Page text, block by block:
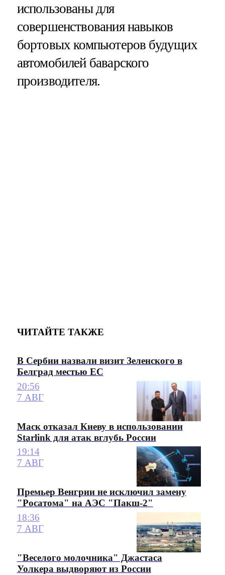
использованы для
совершенствования навыков
бортовых компьютеров будущих
автомобилей баварского
производителя.
ЧИТАЙТЕ ТАКЖЕ
В Сербии назвали визит Зеленского в
Белград местью ЕС
20:56
7 АВГ
Маск отказал Киеву в использовании
Starlink для атак вглубь России
19:14
7 АВГ
Премьер Венгрии не исключил замену
"Росатома" на АЭС "Пакш-2"
18:36
7 АВГ
"Веселого молочника" Джастаса
Уолкера выдворяют из России